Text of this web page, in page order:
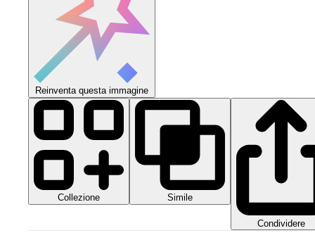
Reinventa questa immagine
Collezione Simile
Condividere